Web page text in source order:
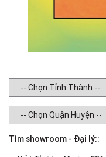
Tìm showroom - Đại lý::